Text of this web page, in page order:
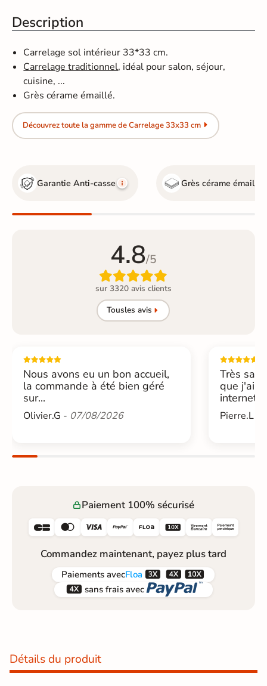
Description
Carrelage sol intérieur 33*33 cm.
Carrelage traditionnel, idéal pour salon, séjour,
cuisine, ...
Grès cérame émaillé.
Découvrez toute la gamme de Carrelage 33x33 cm
Garantie Anti-casse Grès cérame émaillé
4.8/5

sur 3320 avis clients
Tousles avis
Nous avons eu un bon accueil,
la commande à été bien géré
sur...
Olivier.G - 07/08/2026
Très
que j'ai
internet....
Pierre.L -
Paiement 100% sécurisé
     
Commandez maintenant, payez plus tard
Paiements avecFloa  
 sans frais avec 
Détails du produit